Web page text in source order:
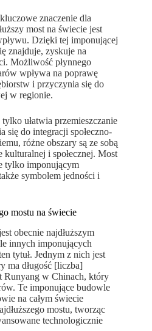
znaczenie dla
most na świecie jest
Dzięki tej imponującej
znajduje, zyskuje na
Możliwość płynnego
wpływa na poprawę
i przyczynia się do
w regionie.
ułatwia przemieszczanie
się do integracji społeczno-
różne obszary są ze sobą
kulturalnej i społecznej. Most
tylko imponującym
symbolem jedności i
mostu na świecie
obecnie najdłuższym
innych imponujących
tytuł. Jednym z nich jest
ma długość [liczba]
Runyang w Chinach, który
Te imponujące budowle
na całym świecie
mostu, tworząc
technologicznie